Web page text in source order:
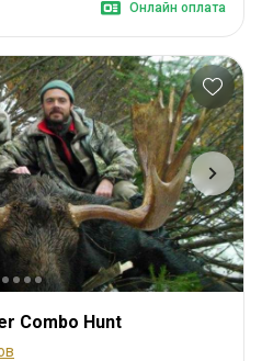
Онлайн оплата
Combo Hunt